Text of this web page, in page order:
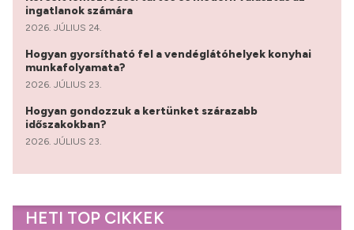
ingatlanok számára
2026. JÚLIUS 24.
Hogyan gyorsítható fel a vendéglátóhelyek konyhai
munkafolyamata?
2026. JÚLIUS 23.
Hogyan gondozzuk a kertünket szárazabb
időszakokban?
2026. JÚLIUS 23.
HETI TOP CIKKEK